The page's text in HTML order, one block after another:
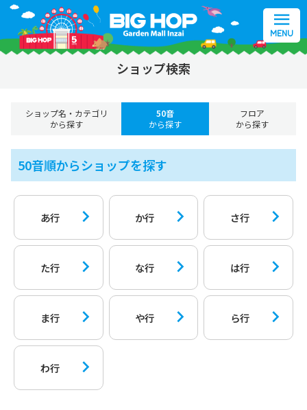
MENU
ショップ検索
ショップ名・カテゴリ
から探す
50音
から探す
フロア
から探す
50音順からショップを探す
あ行 か行 さ行
た行 な行 は行
ま行 や行 ら行
わ行